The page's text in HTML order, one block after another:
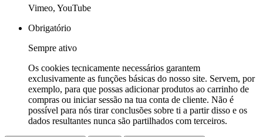
Vimeo, YouTube
Obrigatório
Sempre ativo
Os cookies tecnicamente necessários garantem
exclusivamente as funções básicas do nosso site. Servem, por
exemplo, para que possas adicionar produtos ao carrinho de
compras ou iniciar sessão na tua conta de cliente. Não é
possível para nós tirar conclusões sobre ti a partir disso e os
dados resultantes nunca são partilhados com terceiros.